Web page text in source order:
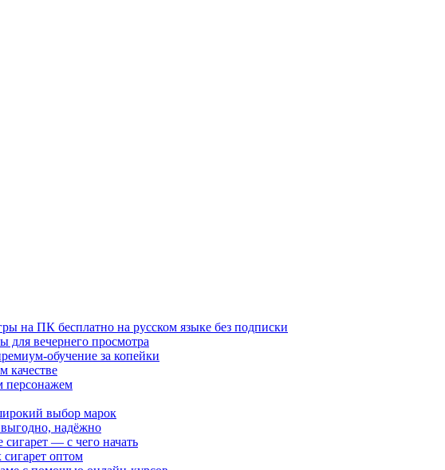
на ПК бесплатно на русском языке без подписки
для вечернего просмотра
обучение за копейки
качестве
персонажем
выбор марок
надёжно
— с чего начать
сигарет оптом